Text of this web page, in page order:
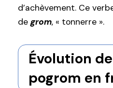
d’achèvement. Ce
de grom, « tonnerre ».
Évolution
pogrom en